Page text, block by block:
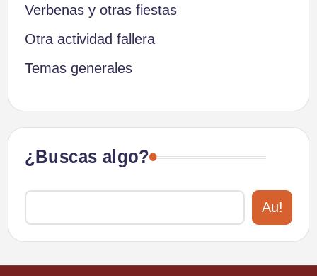
Verbenas y otras fiestas
Otra actividad fallera
Temas generales
¿Buscas algo?
Au!